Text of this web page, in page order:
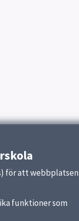
för att webbplatsen
funktioner som